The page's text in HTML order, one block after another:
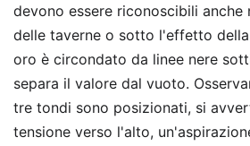
devono essere riconoscibili anche
delle taverne o sotto l'effetto
oro è circondato da linee nere
separa il valore dal vuoto.
tre tondi sono posizionati, si
tensione verso l'alto,